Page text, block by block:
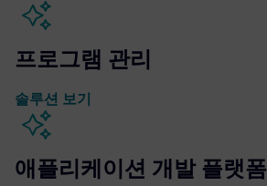
프로그램 관리
솔루션 보기
애플리케이션 개발 플랫폼